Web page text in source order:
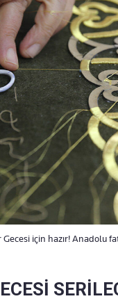
Gecesi için hazır! Anadolu